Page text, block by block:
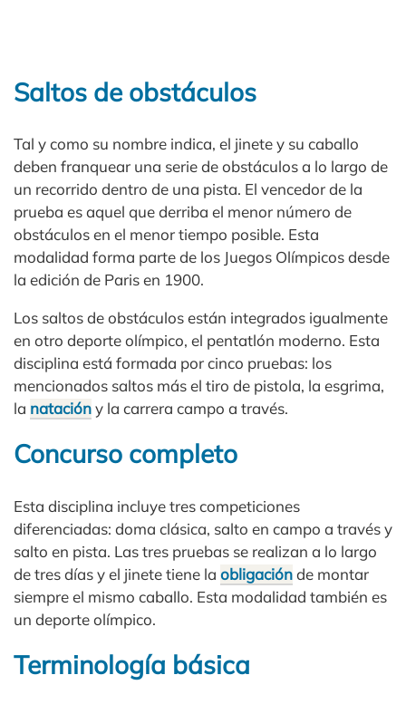
Saltos de obstáculos
Tal y como su nombre indica, el jinete y su caballo
deben franquear una serie de obstáculos a lo largo de
un recorrido dentro de una pista. El vencedor de la
prueba es aquel que derriba el menor número de
obstáculos en el menor tiempo posible. Esta
modalidad forma parte de los Juegos Olímpicos desde
la edición de Paris en 1900.
Los saltos de obstáculos están integrados igualmente
en otro deporte olímpico, el pentatlón moderno. Esta
disciplina está formada por cinco pruebas: los
mencionados saltos más el tiro de pistola, la esgrima,
la natacióny la carrera campo a través.
Concurso completo
Esta disciplina incluye tres competiciones
diferenciadas: doma clásica, salto en campo a través y
salto en pista. Las tres pruebas se realizan a lo largo
de tres días y el jinete tiene la obligaciónde montar
siempre el mismo caballo. Esta modalidad también es
un deporte olímpico.
Terminología básica